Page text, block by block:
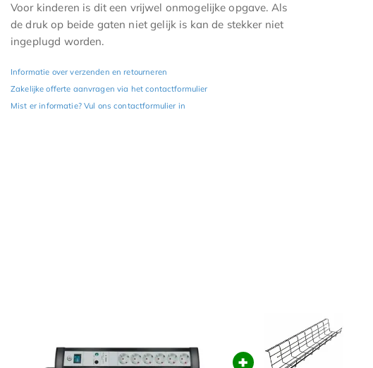
Voor kinderen is dit een vrijwel onmogelijke opgave. Als
de druk op beide gaten niet gelijk is kan de stekker niet
ingeplugd worden.
Informatie over verzenden en retourneren
Zakelijke offerte aanvragen via het contactformulier
Mist er informatie? Vul ons contactformulier in
+